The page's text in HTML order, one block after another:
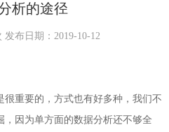
析的途径
发布日期：2019-10-12
重要的，方式也有好多种，我们不
因为单方面的数据分析还不够全